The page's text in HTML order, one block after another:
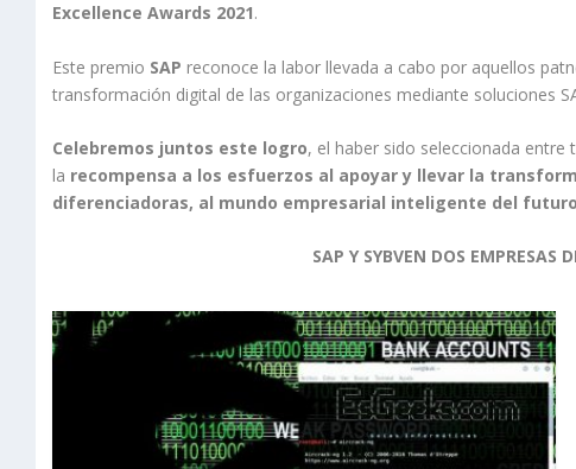
Excellence Awards 2021.
Este premio SAP reconoce la labor llevada a cabo por aquellos
transformación digital de las organizaciones ​mediante soluciones
Celebremos juntos este logro, el haber sido seleccionada
la recompensa a los esfuerzos al apoyar y llevar la
diferenciadoras, al mundo empresarial inteligente del futuro
SAP Y SYBVEN DOS EMPRESAS